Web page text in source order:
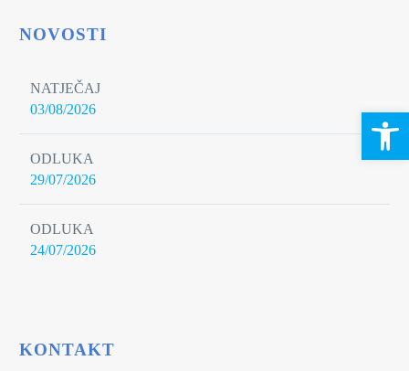
NOVOSTI
NATJEČAJ
03/08/2026
ODLUKA
29/07/2026
ODLUKA
24/07/2026
KONTAKT